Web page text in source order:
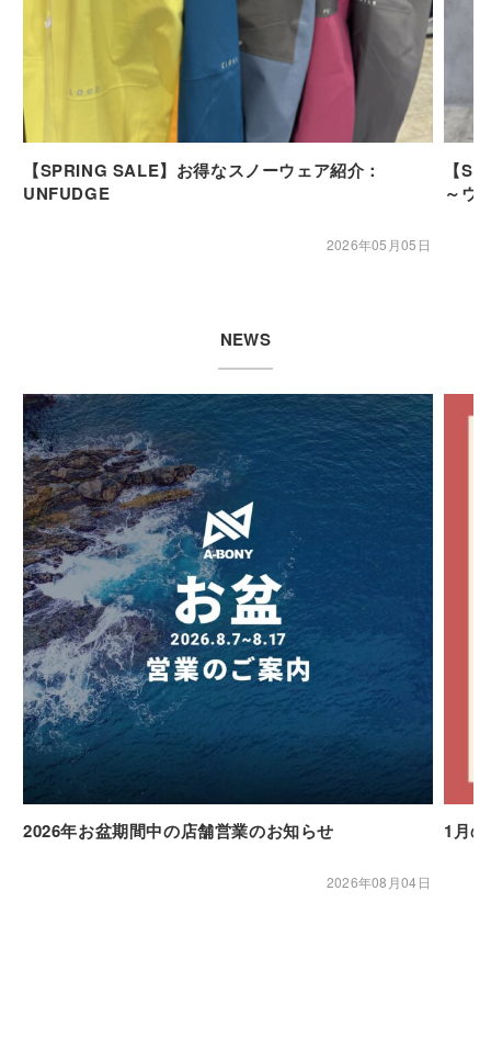
【SPRING SALE】お得なスノーウェア紹介：
UNFUDGE
2026年05月05日
【
～ウ
NEWS
2026年お盆期間中の店舗営業のお知らせ
2026年08月04日
1月